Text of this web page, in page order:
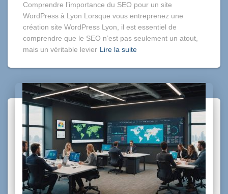
Comprendre l’importance du SEO pour un site
WordPress à Lyon Lorsque vous entreprenez une
création site WordPress Lyon, il est essentiel de
comprendre que le SEO n’est pas seulement un atout,
mais un véritable levier Lire la suite